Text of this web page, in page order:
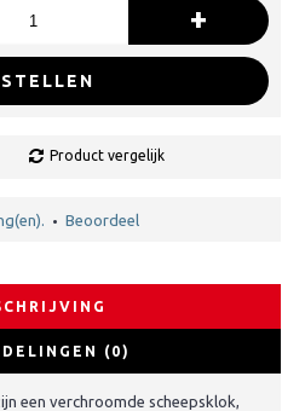
+
Product vergelijk
• Beoordeel
(0)
een verchroomde scheepsklok,